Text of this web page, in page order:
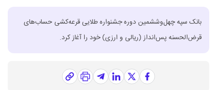
بانک سپه چهل‌وششمین دوره جشنواره طلایی قرعه‌کشی حساب‌های
قرض‌الحسنه پس‌انداز (ریالی و ارزی) خود را آغاز کرد.